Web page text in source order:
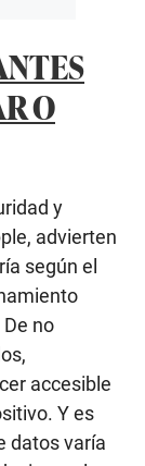
O
y
advierten
según el
no
accesible
Y es
datos varía